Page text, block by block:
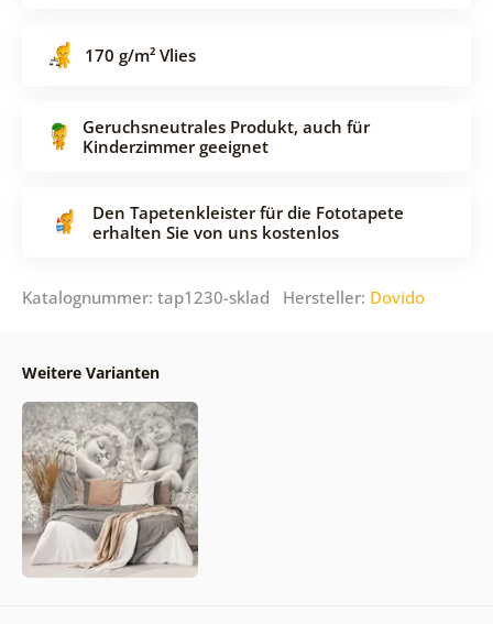
170 g/m² Vlies
Geruchsneutrales Produkt, auch für
Kinderzimmer geeignet
Den Tapetenkleister für die Fototapete
erhalten Sie von uns kostenlos
Katalognummer: tap1230-sklad Hersteller: Dovido
Weitere Varianten